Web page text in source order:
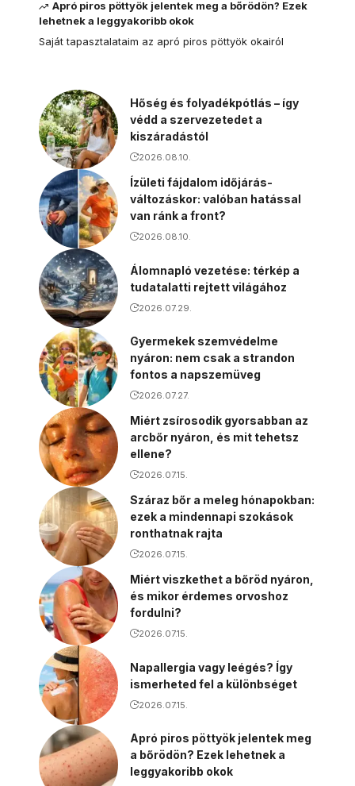
Apró piros pöttyök jelentek meg a bőrödön? Ezek
lehetnek a leggyakoribb okok
Saját tapasztalataim az apró piros pöttyök okairól
Hőség és folyadékpótlás – így
védd a szervezetedet a
kiszáradástól
2026.08.10.
Ízületi fájdalom időjárás-
változáskor: valóban hatással
van ránk a front?
2026.08.10.
Álomnapló vezetése: térkép a
tudatalatti rejtett világához
2026.07.29.
Gyermekek szemvédelme
nyáron: nem csak a strandon
fontos a napszemüveg
2026.07.27.
Miért zsírosodik gyorsabban az
arcbőr nyáron, és mit tehetsz
ellene?
2026.07.15.
Száraz bőr a meleg hónapokban:
ezek a mindennapi szokások
ronthatnak rajta
2026.07.15.
Miért viszkethet a bőröd nyáron,
és mikor érdemes orvoshoz
fordulni?
2026.07.15.
Napallergia vagy leégés? Így
ismerheted fel a különbséget
2026.07.15.
Apró piros pöttyök jelentek meg
a bőrödön? Ezek lehetnek a
leggyakoribb okok